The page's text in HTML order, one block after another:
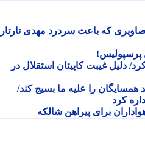
که باعث سردرد مهدی تارتار
غیبت کاپیتان استقلال در
را علیه ما بسیج کند/
کرد
برای پیراهن شالکه